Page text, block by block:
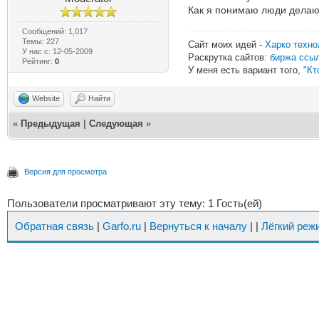
Сообщений: 1,017
Темы: 227
У нас с: 12-05-2009
Рейтинг:0
Как я понимаю люди
Сайт моих идей - Харко
Раскрутка сайтов: биржа
У меня есть вариант того,
Website Найти
« Предыдущая Следующая »
Версия для просмотра
Пользователи просматривают эту тему: 1 Гость(ей)
Обратная связь | Garfo.ru | Вернуться к началу | | Лёгкий